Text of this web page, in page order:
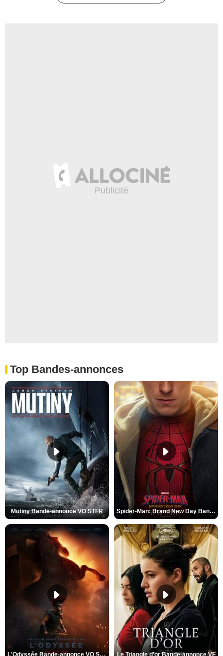
Top Bandes-annonces
Mutiny Bande-annonce VO STFR Spider-Man: Brand New Day Bande-annonce VO STFR